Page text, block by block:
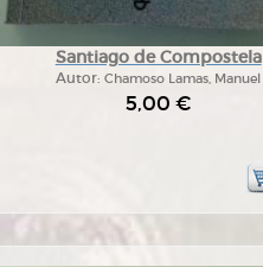
Santiago de Compostela
Autor:Chamoso Lamas, Manuel
5,00 €